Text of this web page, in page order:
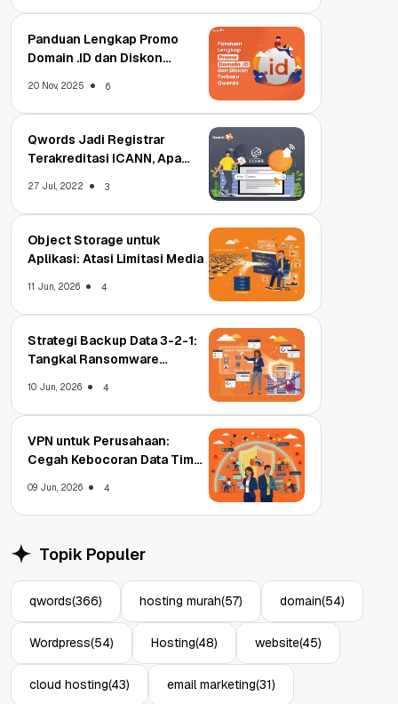
Panduan Lengkap Promo
Domain .ID dan Diskon
20 Nov, 2025 6
Qwords Jadi Registrar
Terakreditasi ICANN, Apa
27 Jul, 2022 3
Object Storage untuk
Aplikasi: Atasi Limitasi Media
11 Jun, 2026 4
Strategi Backup Data 3-2-1:
Tangkal Ransomware
10 Jun, 2026 4
VPN untuk Perusahaan:
Cegah Kebocoran Data Tim
09 Jun, 2026 4
Topik Populer
qwords(366) hosting murah(57) domain(54)
Wordpress(54) Hosting(48) website(45)
cloud hosting(43) email marketing(31)